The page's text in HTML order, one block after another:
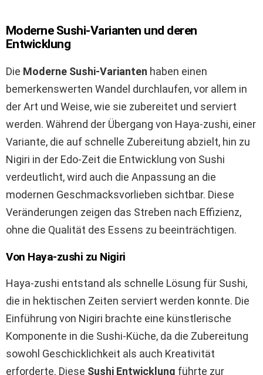
Moderne Sushi-Varianten und deren
Entwicklung
Die Moderne Sushi-Varianten haben einen
bemerkenswerten Wandel durchlaufen, vor allem in
der Art und Weise, wie sie zubereitet und serviert
werden. Während der Übergang von Haya-zushi, einer
Variante, die auf schnelle Zubereitung abzielt, hin zu
Nigiri in der Edo-Zeit die Entwicklung von Sushi
verdeutlicht, wird auch die Anpassung an die
modernen Geschmacksvorlieben sichtbar. Diese
Veränderungen zeigen das Streben nach Effizienz,
ohne die Qualität des Essens zu beeinträchtigen.
Von Haya-zushi zu Nigiri
Haya-zushi entstand als schnelle Lösung für Sushi,
die in hektischen Zeiten serviert werden konnte. Die
Einführung von Nigiri brachte eine künstlerische
Komponente in die Sushi-Küche, da die Zubereitung
sowohl Geschicklichkeit als auch Kreativität
erforderte. Diese Sushi Entwicklung führte zur